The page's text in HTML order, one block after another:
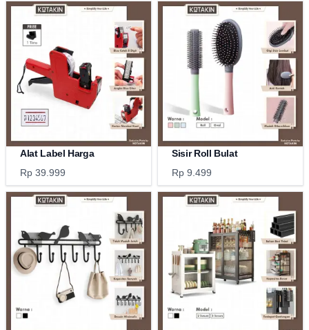
Alat Label Harga
Rp 39.999
Sisir Roll Bulat
Rp 9.499